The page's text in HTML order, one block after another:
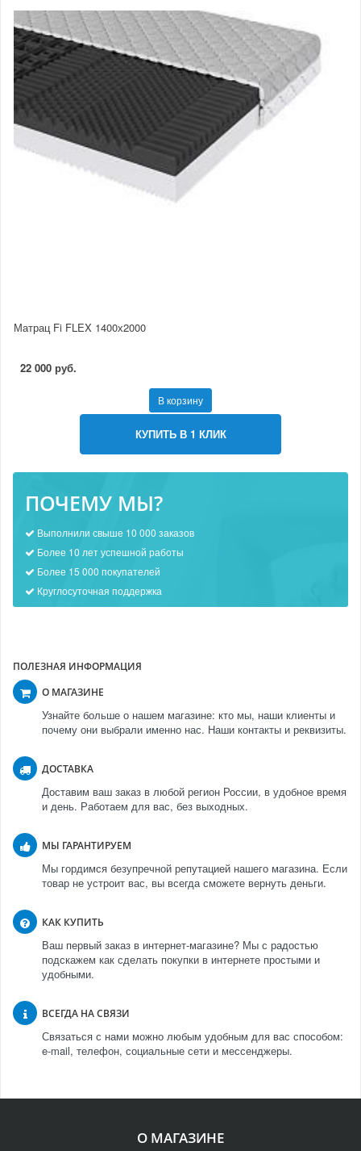
Матрац Fi FLEX 1400х2000
22 000 руб.
В корзину
КУПИТЬ В 1 КЛИК
ПОЧЕМУ МЫ?
Выполнили свыше 10 000 заказов
Более 10 лет успешной работы
Более 15 000 покупателей
Круглосуточная поддержка
ПОЛЕЗНАЯ ИНФОРМАЦИЯ
О МАГАЗИНЕ
Узнайте больше о нашем магазине: кто мы, наши клиенты и
почему они выбрали именно нас. Наши контакты и реквизиты.
ДОСТАВКА
Доставим ваш заказ в любой регион России, в удобное время
и день. Работаем для вас, без выходных.
МЫ ГАРАНТИРУЕМ
Мы гордимся безупречной репутацией нашего магазина. Если
товар не устроит вас, вы всегда сможете вернуть деньги.
КАК КУПИТЬ
Ваш первый заказ в интернет-магазине? Мы с радостью
подскажем как сделать покупки в интернете простыми и
удобными.
ВСЕГДА НА СВЯЗИ
Связаться с нами можно любым удобным для вас способом:
e-mail, телефон, социальные сети и мессенджеры.
О МАГАЗИНЕ